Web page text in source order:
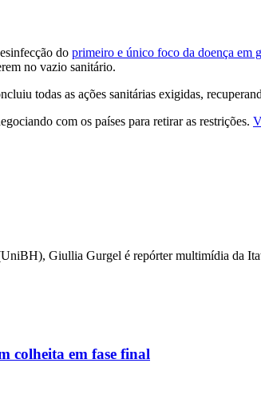
do primeiro e único foco da doença em
no vazio sanitário.
todas as ações sanitárias exigidas,
com os países para retirar as restrições.
Giullia Gurgel é repórter multimídia da
colheita em fase final